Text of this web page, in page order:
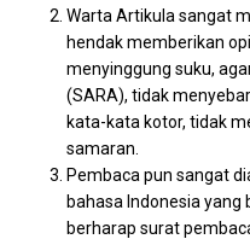
Warta Artikula sangat
hendak memberikan
menyinggung suku,
(SARA), tidak
kata-kata kotor, tidak
samaran.
Pembaca pun sangat
bahasa Indonesia yang
berharap surat